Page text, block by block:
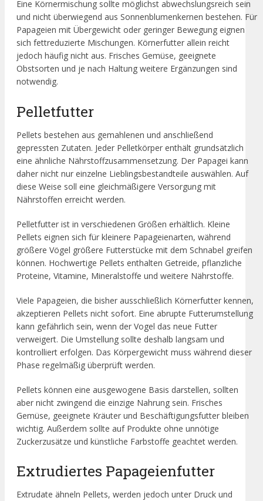
Eine Körnermischung sollte möglichst abwechslungsreich sein
und nicht überwiegend aus Sonnenblumenkernen bestehen. Für
Papageien mit Übergewicht oder geringer Bewegung eignen
sich fettreduzierte Mischungen. Körnerfutter allein reicht
jedoch häufig nicht aus. Frisches Gemüse, geeignete
Obstsorten und je nach Haltung weitere Ergänzungen sind
notwendig.
Pelletfutter
Pellets bestehen aus gemahlenen und anschließend
gepressten Zutaten. Jeder Pelletkörper enthält grundsätzlich
eine ähnliche Nährstoffzusammensetzung. Der Papagei kann
daher nicht nur einzelne Lieblingsbestandteile auswählen. Auf
diese Weise soll eine gleichmäßigere Versorgung mit
Nährstoffen erreicht werden.
Pelletfutter ist in verschiedenen Größen erhältlich. Kleine
Pellets eignen sich für kleinere Papageienarten, während
größere Vögel größere Futterstücke mit dem Schnabel greifen
können. Hochwertige Pellets enthalten Getreide, pflanzliche
Proteine, Vitamine, Mineralstoffe und weitere Nährstoffe.
Viele Papageien, die bisher ausschließlich Körnerfutter kennen,
akzeptieren Pellets nicht sofort. Eine abrupte Futterumstellung
kann gefährlich sein, wenn der Vogel das neue Futter
verweigert. Die Umstellung sollte deshalb langsam und
kontrolliert erfolgen. Das Körpergewicht muss während dieser
Phase regelmäßig überprüft werden.
Pellets können eine ausgewogene Basis darstellen, sollten
aber nicht zwingend die einzige Nahrung sein. Frisches
Gemüse, geeignete Kräuter und Beschäftigungsfutter bleiben
wichtig. Außerdem sollte auf Produkte ohne unnötige
Zuckerzusätze und künstliche Farbstoffe geachtet werden.
Extrudiertes Papageienfutter
Extrudate ähneln Pellets, werden jedoch unter Druck und